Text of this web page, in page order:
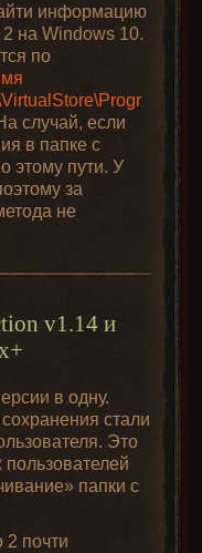
информацию
на Windows 10.
по
случай, если
в папке с
этому пути. У
за
не
v1.14 и
в одну.
стали
Это
пользователей
папки с
2 почти